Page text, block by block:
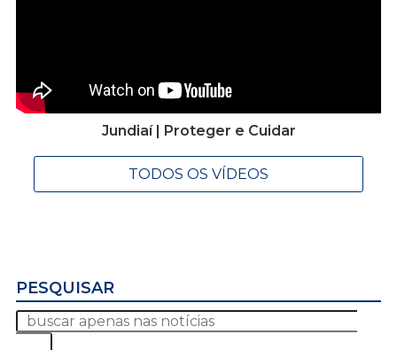
Jundiaí | Proteger e Cuidar
TODOS OS VÍDEOS
PESQUISAR